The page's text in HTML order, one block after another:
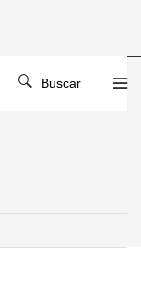
Buscar